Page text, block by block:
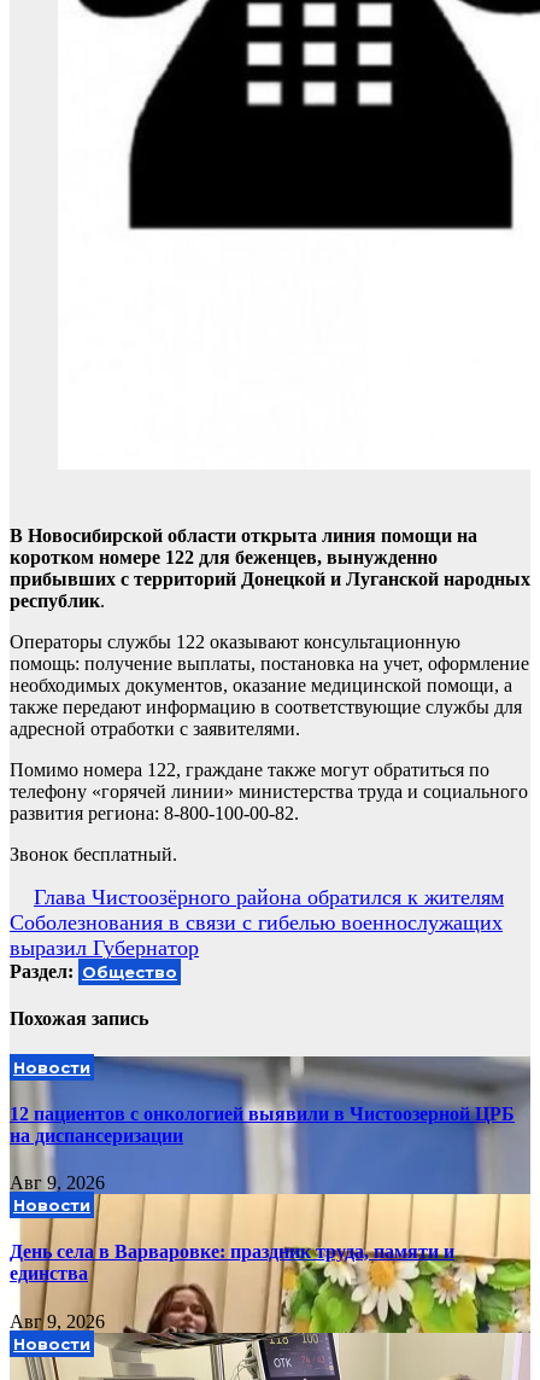
В Новосибирской области открыта линия помощи на
коротком номере 122 для беженцев, вынужденно
прибывших с территорий Донецкой и Луганской народных
республик.
Операторы службы 122 оказывают консультационную
помощь: получение выплаты, постановка на учет, оформление
необходимых документов, оказание медицинской помощи, а
также передают информацию в соответствующие службы для
адресной отработки с заявителями.
Помимо номера 122, граждане также могут обратиться по
телефону «горячей линии» министерства труда и социального
развития региона: 8-800-100-00-82.
Звонок бесплатный.
Навигация
по
записям
Глава Чистоозёрного района обратился к жителям
Соболезнования в связи с гибелью военнослужащих
выразил Губернатор
Раздел: Общество
Похожая запись
Новости
12 пациентов с онкологией выявили в Чистоозерной ЦРБ
на диспансеризации
Авг 9, 2026
Новости
День села в Варваровке: праздник труда, памяти и
единства
Авг 9, 2026
Новости